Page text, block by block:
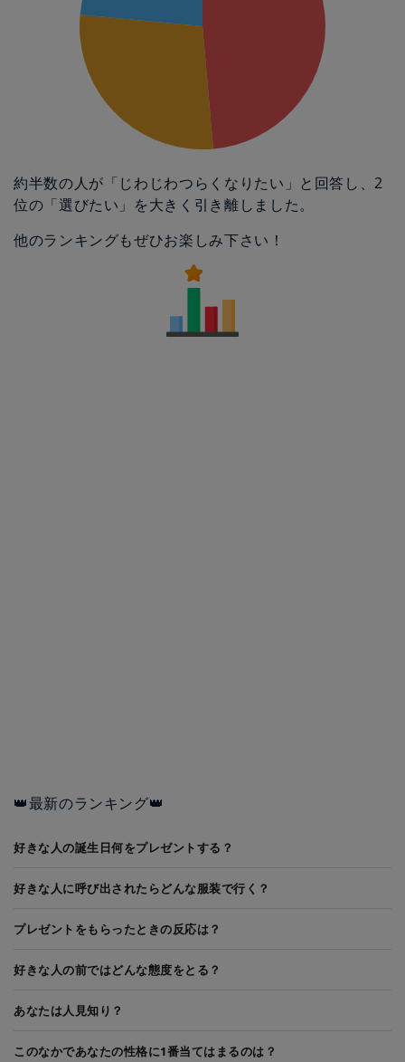
約半数の人が「じわじわつらくなりたい」と回答し、2
位の「選びたい」を大きく引き離しました。
他のランキングもぜひお楽しみ下さい！
👑最新のランキング👑
好きな人の誕生日何をプレゼントする？
好きな人に呼び出されたらどんな服装で行く？
プレゼントをもらったときの反応は？
好きな人の前ではどんな態度をとる？
あなたは人見知り？
このなかであなたの性格に1番当てはまるのは？